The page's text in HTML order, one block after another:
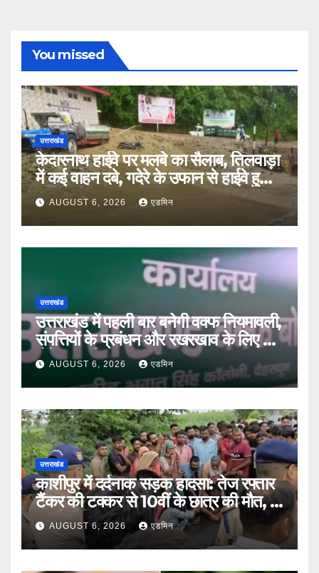
You missed
उत्तराखंड
केदारनाथ हाईवे पर मलबे का सैलाब, तिलवाड़ा
में कई वाहन दबे, गदेरे के उफान से हाईवे हुआ
बंदAUGUST 6, 2026 एडमिन
उत्तराखंड
उत्तराखंड में पहली बार बनेगी वक्फ नियमावली,
संपत्तियों के प्रबंधन और रखरखाव के लिए तय
होंगे स्पष्ट नियम
AUGUST 6, 2026 एडमिन
उत्तराखंड
काशीपुर में दर्दनाक सड़क हादसा: तेज रफ्तार
टैंकर की टक्कर से 10वीं के छात्र की मौत, दो
साथी गंभीर घायल
AUGUST 6, 2026 एडमिन